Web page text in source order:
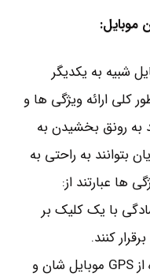
موبایل:
شبیه به یکدیگر
کلی ارائه ویژگی ها و
رونق بخشیدن به
به راحتی به
ها عبارتند از:
با یک کلیک بر
کنند.
نقشه و آدرس: مشتریان با استفاده از GPS موبایل شان و